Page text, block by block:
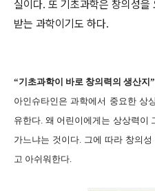
실이다. 또 기초과학은 창의성
받는 과학이기도 하다.
“기초과학이 바로 창의력의 생산지”
아인슈타인은 과학에서 중요한 상
유한다. 왜 어린이에게는 상상력이
가느냐는 것이다. 그에 따라 창의
고 아쉬워한다.